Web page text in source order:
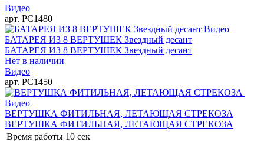
Видео
арт. РС1480
Видео
БАТАРЕЯ ИЗ 8 ВЕРТУШЕК Звездный десант
БАТАРЕЯ ИЗ 8 ВЕРТУШЕК Звездный десант
Нет в наличии
Видео
арт. РС1450
Видео
ВЕРТУШКА ФИТИЛЬНАЯ, ЛЕТАЮЩАЯ СТРЕКОЗА
ВЕРТУШКА ФИТИЛЬНАЯ, ЛЕТАЮЩАЯ СТРЕКОЗА
Время работы 10 сек